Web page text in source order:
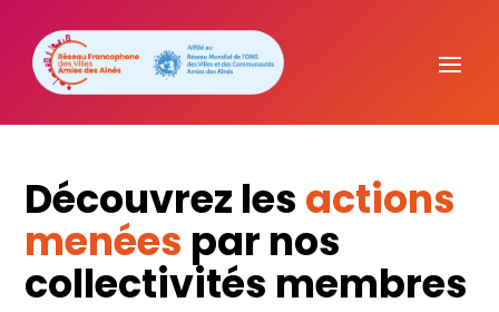
Découvrez les actions
menées par nos
collectivités membres